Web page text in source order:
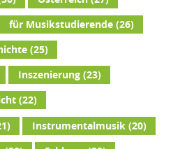
für Musikstudierende(26)
(25)
Inszenierung(23)
(22)
Instrumentalmusik(20)